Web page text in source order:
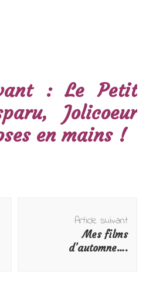
:Le Petit
Jolicoeur
en mains !
Article suivant
Mes films
d’automne….